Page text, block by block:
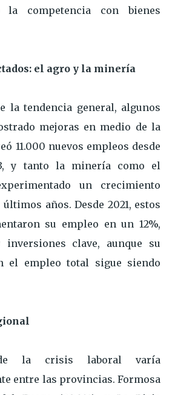
la competencia con bienes
el agro y la minería
la tendencia general, algunos
mejoras en medio de la
11.000 nuevos empleos desde
y tanto la minería como el
un crecimiento
años. Desde 2021, estos
su empleo en un 12%,
inversiones clave, aunque su
el empleo total sigue siendo
la crisis laboral varía
entre las provincias. Formosa